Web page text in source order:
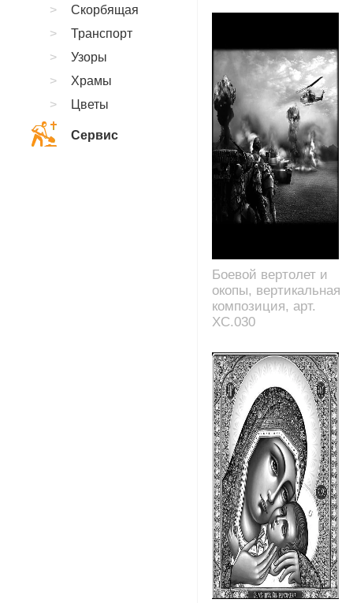
Боевой вертолет и
окопы, вертикальная
композиция, арт.
XC.030
Скорбящая
Транспорт
Узоры
Храмы
Цветы
Сервис